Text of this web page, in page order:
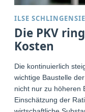
ILSE
Die PKV
Kosten
Die kontinuierlich
wichtige Baustelle
nicht nur zu höheren
Einschätzung der